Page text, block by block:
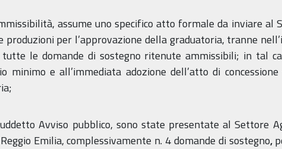
assume uno specifico atto formale da inviare al
per l’approvazione della graduatoria, tranne
le domande di sostegno ritenute ammissibili; in tal
minimo e all’immediata adozione dell’atto di
Avviso pubblico, sono state presentate al Settore
Emilia, complessivamente n. 4 domande di sostegno,